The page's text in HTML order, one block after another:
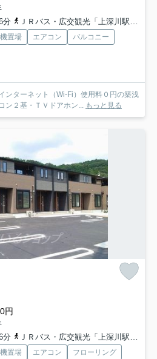
分
ＪＲバス・広交観光「上深川駅前バス停」バス停下車 徒歩6分
置場 エアコン
バルコニー
ンターネット（Wi-Fi）使用料０円の築浅
ン２基・ＴＶドアホン...
もっと見る
円
分
ＪＲバス・広交観光「上深川駅前バス停」バス停下車 徒歩6分
置場 エアコン
フローリング